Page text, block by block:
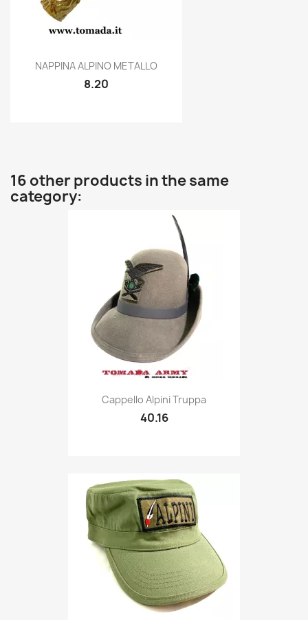
 Quick view
NAPPINA ALPINO METALLO
8.20
16 other products in the same
category:
Quick view
Cappello Alpini Truppa
40.16